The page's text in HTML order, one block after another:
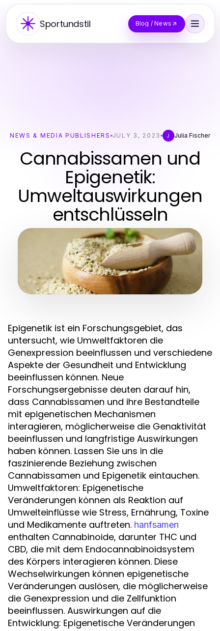
Sportundstil Blog / News
NEWS & MEDIA PUBLISHERS JULY 3, 2023 J Julia Fischer
Cannabissamen und
Epigenetik:
Umweltauswirkungen
entschlüsseln
Epigenetik ist ein Forschungsgebiet, das
untersucht, wie Umweltfaktoren die
Genexpression beeinflussen und verschiedene
Aspekte der Gesundheit und Entwicklung
beeinflussen können. Neue
Forschungsergebnisse deuten darauf hin,
dass Cannabissamen und ihre Bestandteile
mit epigenetischen Mechanismen
interagieren, möglicherweise die Genaktivität
beeinflussen und langfristige Auswirkungen
haben können. Lassen Sie uns in die
faszinierende Beziehung zwischen
Cannabissamen und Epigenetik eintauchen.
Umweltfaktoren: Epigenetische
Veränderungen können als Reaktion auf
Umwelteinflüsse wie Stress, Ernährung, Toxine
und Medikamente auftreten. hanfsamen
enthalten Cannabinoide, darunter THC und
CBD, die mit dem Endocannabinoidsystem
des Körpers interagieren können. Diese
Wechselwirkungen können epigenetische
Veränderungen auslösen, die möglicherweise
die Genexpression und die Zellfunktion
beeinflussen. Auswirkungen auf die
Entwicklung: Epigenetische Veränderungen